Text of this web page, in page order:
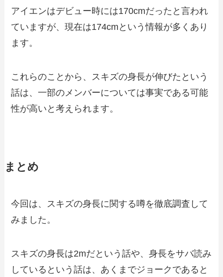
アイエンはデビュー時には170cmだったと言われ
ていますが、現在は174cmという情報が多くあり
ます。
これらのことから、スキズの身長が伸びたという
話は、一部のメンバーについては事実である可能
性が高いと考えられます。
まとめ
今回は、スキズの身長に関する噂を徹底調査して
みました。
スキズの身長は2mだという話や、身長をサバ読み
しているという話は、あくまでジョークであると